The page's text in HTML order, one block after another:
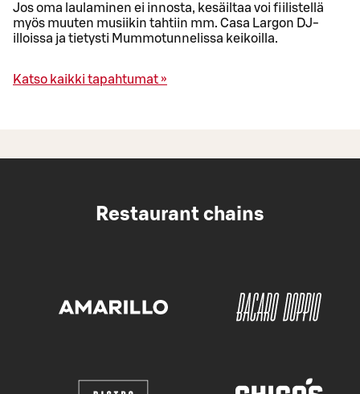
Jos oma laulaminen ei innosta, kesäiltaa voi fiilistellä
myös muuten musiikin tahtiin mm. Casa Largon DJ-
illoissa ja tietysti Mummotunnelissa keikoilla.
Katso kaikki tapahtumat »
Restaurant chains